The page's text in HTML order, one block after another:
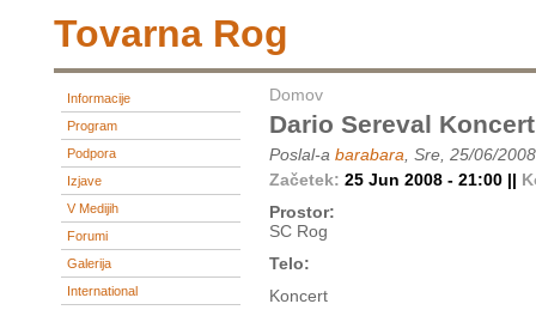
Tovarna Rog
Informacije
Program
Podpora
Izjave
V Medijih
Forumi
Galerija
International
Domov
Dario Sereval Koncert
Poslal-a barabara , Sre, 25/06/
Začetek: 25 Jun 2008 - 21:00 ||
Prostor:
SC Rog
Telo:
Koncert